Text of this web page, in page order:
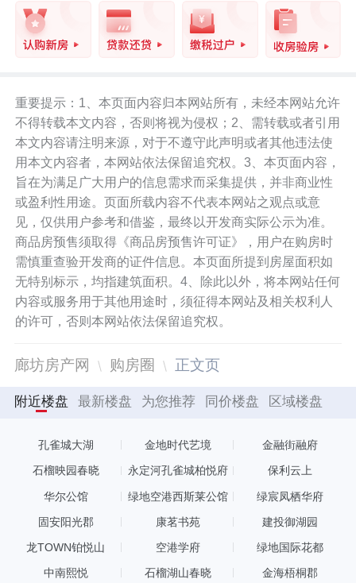
重要提示：1、本页面内容归本网站所有，未经本网站允许
不得转载本文内容，否则将视为侵权；2、需转载或者引用
本文内容请注明来源，对于不遵守此声明或者其他违法使
用本文内容者，本网站依法保留追究权。3、本页面内容，
旨在为满足广大用户的信息需求而采集提供，并非商业性
或盈利性用途。页面所载内容不代表本网站之观点或意
见，仅供用户参考和借鉴，最终以开发商实际公示为准。
商品房预售须取得《商品房预售许可证》，用户在购房时
需慎重查验开发商的证件信息。本页面所提到房屋面积如
无特别标示，均指建筑面积。4、除此以外，将本网站任何
内容或服务用于其他用途时，须征得本网站及相关权利人
的许可，否则本网站依法保留追究权。
廊坊房产网 购房圈 正文页
附近楼盘 最新楼盘 为您推荐 同价楼盘 区域楼盘
孔雀城大湖 金地时代艺境 金融街融府
石榴映园春晓 永定河孔雀城柏悦府 保利云上
华尔公馆 绿地空港西斯莱公馆 绿宸凤栖华府
固安阳光郡 康茗书苑 建投御湖园
龙TOWN铂悦山 空港学府 绿地国际花都
中南熙悦 石榴湖山春晓 金海梧桐郡